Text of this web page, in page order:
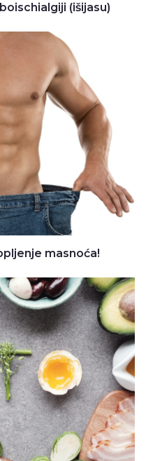
(išijasu)
masnoća!